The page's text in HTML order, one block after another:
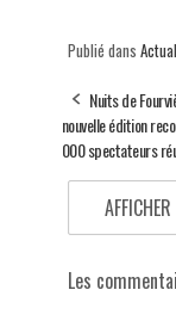
Publié dans
Nuits de
nouvelle édition
000 spectateurs
Les